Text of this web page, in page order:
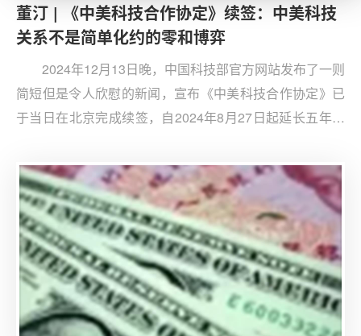
董汀 | 《中美科技合作协定》续签：中美科技
关系不是简单化约的零和博弈
2024年12月13日晚，中国科技部官方网站发布了一则
简短但是令人欣慰的新闻，宣布《中美科技合作协定》已
于当日在北京完成续签，自2024年8月27日起延长五年。
高级搜索可以发现，在所有43条相关结果中，距今最近的
一条新闻已是五年前的发布。